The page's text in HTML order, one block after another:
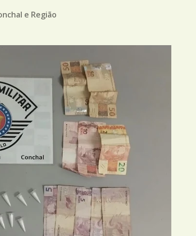
e Região